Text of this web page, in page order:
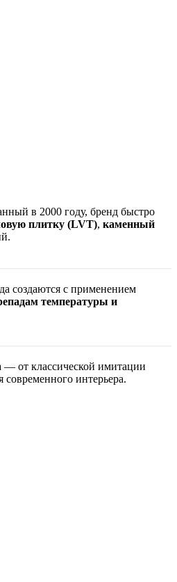
в 2000 году, бренд быстро
плитку (LVT), каменный
создаются с применением
температуры и
— от классической имитации
интерьера.